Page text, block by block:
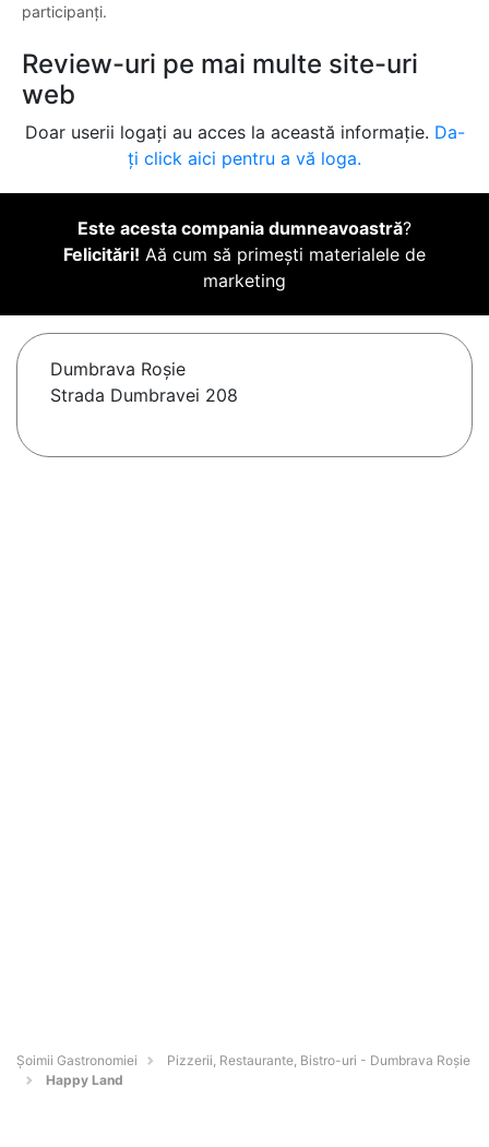
participanți.
Review-uri pe mai multe site-uri
web
Doar userii logați au acces la această informație. Da-
ți click aici pentru a vă loga.
Este acesta compania dumneavoastră?
Felicitări! Aă cum să primești materialele de
marketing
Dumbrava Roşie
Strada Dumbravei 208
Șoimii Gastronomiei
Pizzerii, Restaurante, Bistro-uri - Dumbrava Roşie
Happy Land